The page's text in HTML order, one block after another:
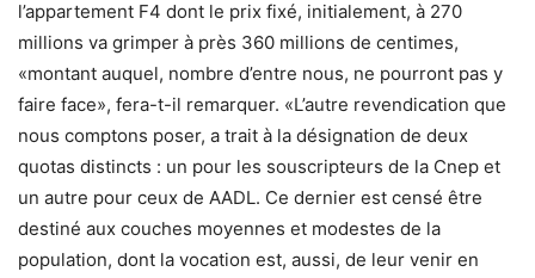
l’appartement F4 dont le prix fixé, initialement, à 270
millions va grimper à près 360 millions de centimes,
«montant auquel, nombre d’entre nous, ne pourront pas y
faire face», fera-t-il remarquer. «L’autre revendication que
nous comptons poser, a trait à la désignation de deux
quotas distincts : un pour les souscripteurs de la Cnep et
un autre pour ceux de AADL. Ce dernier est censé être
destiné aux couches moyennes et modestes de la
population, dont la vocation est, aussi, de leur venir en